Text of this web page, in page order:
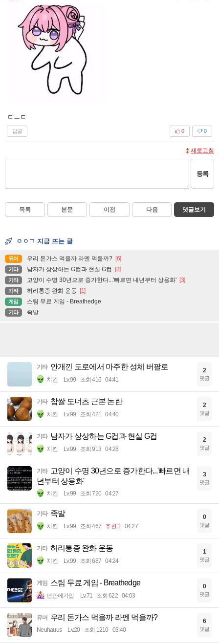
ㄷㅡㄷ
답글 0
0
새로고침
등록
목록 본문 이전 다음 댓글보기
ㅇㅇㄱ 지금 뜨는 글
유머 우리 돈가스 먹을까 라멘 먹을까? [6]
기타 남자가 상상하는 G컵과 현실 G컵 [2]
기타 고양이 수명 30년으로 증가한다...'빠르면 내년부터 상용화' [3]
기타 허리통증 완화 운동 [1]
게임 스팀 무료 게임 - Breathedge
기타 족발
기타 안개낀 도로에서 마주한 성체 버팔로
치킨 Lv.99 조회 416 04:41
2
댓글
기타 찹쌀 도너츠 근본 논란
치킨 Lv.99 조회 421 04:40
2
댓글
기타 남자가 상상하는 G컵과 현실 G컵
치킨 Lv.99 조회 913 04:28
2
댓글
기타 고양이 수명 30년으로 증가한다...'빠르면 내
년부터 상용화'
치킨 Lv.99 조회 720 04:27
3
댓글
기타 족발
치킨 Lv.99 조회 467 추천 1 04:27
0
댓글
기타 허리통증 완화 운동
치킨 Lv.99 조회 687 04:24
1
댓글
게임 스팀 무료 게임 - Breathedge
년만에가입 Lv.71 조회 622 04:03
0
댓글
유머 우리 돈가스 먹을까 라멘 먹을까?
Neuhauus Lv.20 조회 1210 03:40
6
댓글